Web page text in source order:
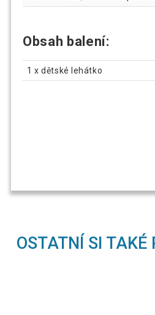
Obsah balení:
1 x dětské lehátko
OSTATNÍ SI TAKÉ